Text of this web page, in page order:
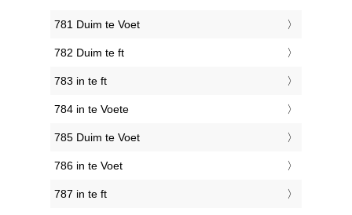
781 Duim te Voet
782 Duim te ft
783 in te ft
784 in te Voete
785 Duim te Voet
786 in te Voet
787 in te ft